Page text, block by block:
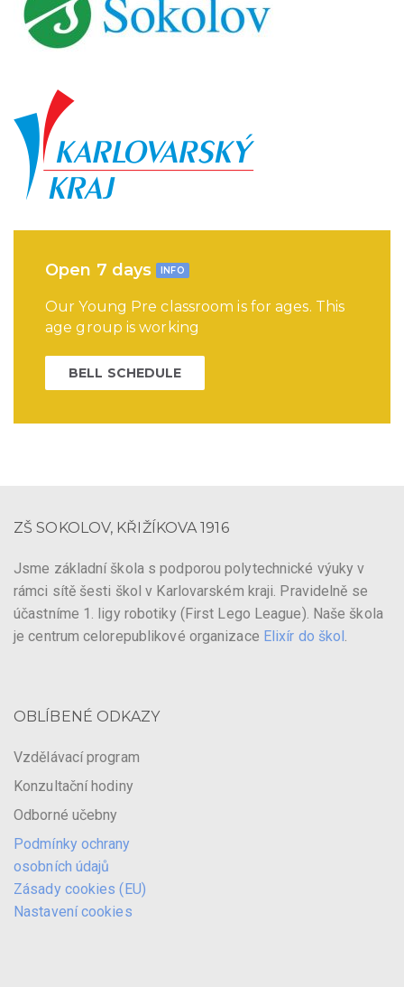
Open 7 days INFO
Our Young Pre classroom is for ages. This
age group is working
BELL SCHEDULE
ZŠ SOKOLOV, KŘIŽÍKOVA 1916
Jsme základní škola s podporou polytechnické výuky v
rámci sítě šesti škol v Karlovarském kraji. Pravidelně se
účastníme 1. ligy robotiky (First Lego League). Naše škola
je centrum celorepublikové organizace Elixír do škol
OBLÍBENÉ ODKAZY
Vzdělávací program
Konzultační hodiny
Odborné učebny
Podmínky ochrany
osobních údajů
Zásady cookies (EU)
Nastavení cookies